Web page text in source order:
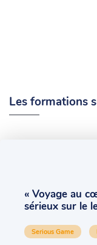
Les formations
« Voyage au
sérieux sur le
Serious Game